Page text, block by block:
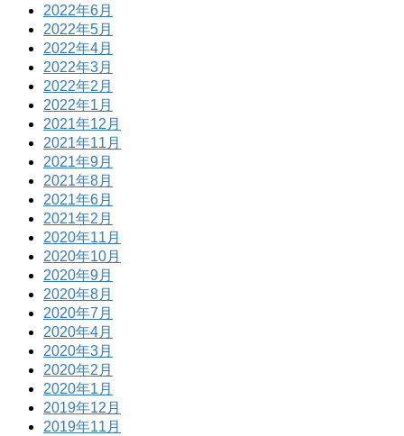
2022年6月
2022年5月
2022年4月
2022年3月
2022年2月
2022年1月
2021年12月
2021年11月
2021年9月
2021年8月
2021年6月
2021年2月
2020年11月
2020年10月
2020年9月
2020年8月
2020年7月
2020年4月
2020年3月
2020年2月
2020年1月
2019年12月
2019年11月